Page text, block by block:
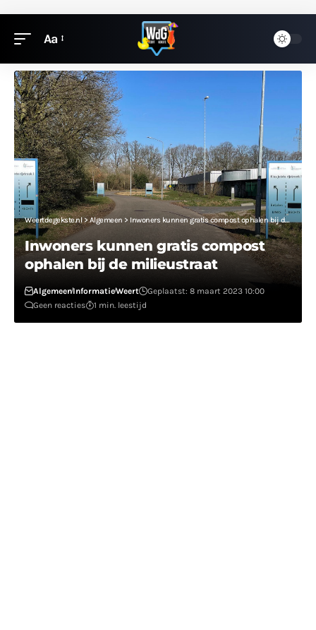
Aa
Weertdegekste.nl>Algemeen > Inwoners kunnen gratis compost ophalen bij de milieustraat
Inwoners kunnen gratis compost
ophalen bij de milieustraat
AlgemeenInformatieWeert
Geplaatst: 8 maart 2023 10:00
Geen reacties
1 min. leestijd